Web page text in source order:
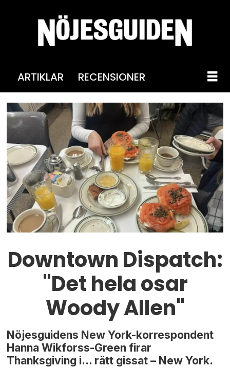
ARTIKLAR RECENSIONER
Downtown Dispatch:
"Det hela osar
Woody Allen"
Nöjesguidens New York-korrespondent
Hanna Wikforss-Green firar
Thanksgiving i... rätt gissat – New York.